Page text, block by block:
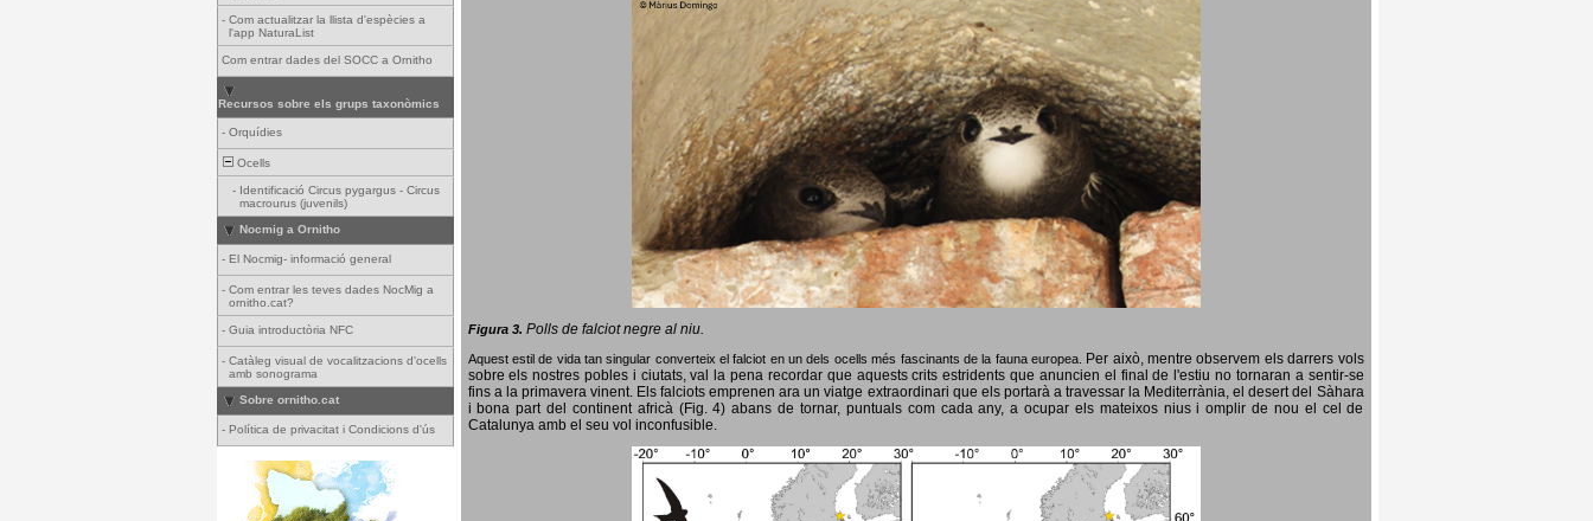
- Com actualitzar la llista d'espècies a
l'app NaturaList
Com entrar dades del SOCC a Ornitho
Recursos sobre els grups taxonòmics
- Orquídies
Ocells
- Identificació Circus pygargus - Circus
macrourus (juvenils)
Nocmig a Ornitho
- El Nocmig- informació general
- Com entrar les teves dades NocMig a
ornitho.cat?
- Guia introductòria NFC
- Catàleg visual de vocalitzacions d'ocells
amb sonograma
Sobre ornitho.cat
- Política de privacitat i Condicions d'ús
Figura 3. Polls de falciot negre al niu.
Aquest estil de vida tan singular converteix el falciot en un dels ocells més fascinants de la fauna europea. Per això, mentre observem els darrers vols
sobre els nostres pobles i ciutats, val la pena recordar que aquests crits estridents que anuncien el final de l'estiu no tornaran a sentir-se
fins a la primavera vinent. Els falciots emprenen ara un viatge extraordinari que els portarà a travessar la Mediterrània, el desert del Sàhara
i bona part del continent africà (Fig. 4) abans de tornar, puntuals com cada any, a ocupar els mateixos nius i omplir de nou el cel de
Catalunya amb el seu vol inconfusible.